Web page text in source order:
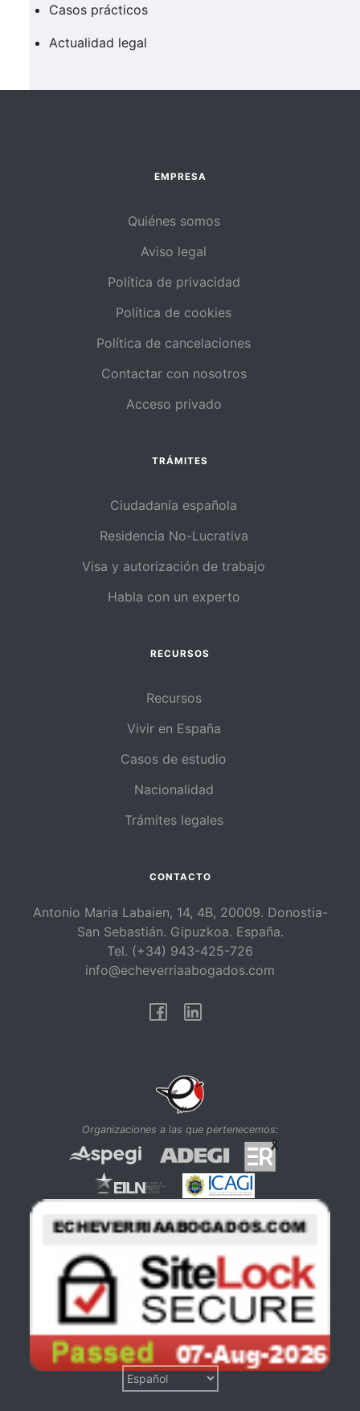
Casos prácticos
Actualidad legal
EMPRESA
Quiénes somos
Aviso legal
Política de privacidad
Política de cookies
Política de cancelaciones
Contactar con nosotros
Acceso privado
TRÁMITES
Ciudadanía española
Residencia No-Lucrativa
Visa y autorización de trabajo
Habla con un experto
RECURSOS
Recursos
Vivir en España
Casos de estudio
Nacionalidad
Trámites legales
CONTACTO
Antonio Maria Labaien, 14, 4B, 20009. Donostia-
San Sebastián. Gipuzkoa. España.
Tel. (+34) 943-425-726
info@echeverriaabogados.com
Facebook
Linkedin
Organizaciones a las que pertenecemos: